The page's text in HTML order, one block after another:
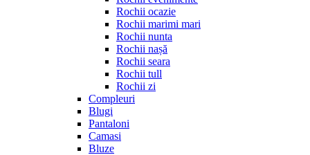
Rochii ocazie
Rochii marimi mari
Rochii nunta
Rochii nașă
Rochii seara
Rochii tull
Rochii zi
Compleuri
Blugi
Pantaloni
Camasi
Bluze